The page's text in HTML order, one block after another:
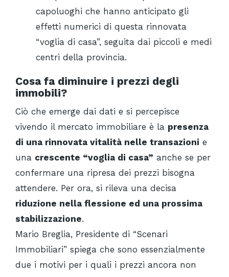
capoluoghi che hanno anticipato gli
effetti numerici di questa rinnovata
“voglia di casa”, seguita dai piccoli e medi
centri della provincia.
Cosa fa diminuire i prezzi degli
immobili?
Ciò che emerge dai dati e si percepisce
vivendo il mercato immobiliare è la presenza
di una rinnovata vitalità nelle transazioni e
una crescente “voglia di casa” anche se per
confermare una ripresa dei prezzi bisogna
attendere. Per ora, si rileva una decisa
riduzione nella flessione ed una prossima
stabilizzazione.
Mario Breglia, Presidente di “Scenari
Immobiliari” spiega che sono essenzialmente
due i motivi per i quali i prezzi ancora non